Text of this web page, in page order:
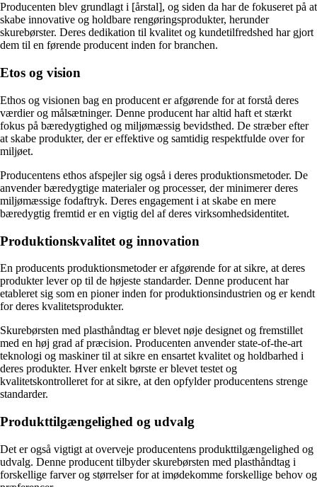
Producenten blev grundlagt i [årstal], og siden da har de fokuseret på at
skabe innovative og holdbare rengøringsprodukter, herunder
skurebørster. Deres dedikation til kvalitet og kundetilfredshed har gjort
dem til en førende producent inden for branchen.
Etos og vision
Ethos og visionen bag en producent er afgørende for at forstå deres
værdier og målsætninger. Denne producent har altid haft et stærkt
fokus på bæredygtighed og miljømæssig bevidsthed. De stræber efter
at skabe produkter, der er effektive og samtidig respektfulde over for
miljøet.
Producentens ethos afspejler sig også i deres produktionsmetoder. De
anvender bæredygtige materialer og processer, der minimerer deres
miljømæssige fodaftryk. Deres engagement i at skabe en mere
bæredygtig fremtid er en vigtig del af deres virksomhedsidentitet.
Produktionskvalitet og innovation
En producents produktionsmetoder er afgørende for at sikre, at deres
produkter lever op til de højeste standarder. Denne producent har
etableret sig som en pioner inden for produktionsindustrien og er kendt
for deres kvalitetsprodukter.
Skurebørsten med plasthåndtag er blevet nøje designet og fremstillet
med en høj grad af præcision. Producenten anvender state-of-the-art
teknologi og maskiner til at sikre en ensartet kvalitet og holdbarhed i
deres produkter. Hver enkelt børste er blevet testet og
kvalitetskontrolleret for at sikre, at den opfylder producentens strenge
standarder.
Produkttilgængelighed og udvalg
Det er også vigtigt at overveje producentens produkttilgængelighed og
udvalg. Denne producent tilbyder skurebørsten med plasthåndtag i
forskellige farver og størrelser for at imødekomme forskellige behov og